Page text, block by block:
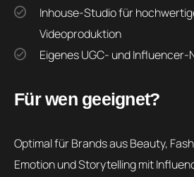
Inhouse-Studio für hochwertige Foto- und
Videoproduktion
Eigenes UGC- und
Für wen geeignet?
Optimal für Brands aus Beauty,
Emotion und Storytelling mit